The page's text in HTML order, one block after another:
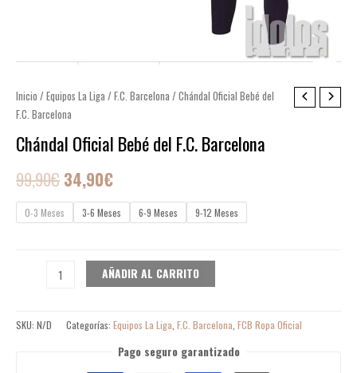
Inicio / Equipos La Liga / F.C. Barcelona / Chándal Oficial Bebé del
F.C. Barcelona
Chándal Oficial Bebé del F.C. Barcelona
99,90€
El
precio
era:
99,90€.
34,90€
El
precio
34,90€.
0-3 Meses 3-6 Meses 6-9 Meses 9-12 Meses
Chándal
Oficial
Bebé
del
F.C.
cantidad
AÑADIR AL CARRITO
SKU: N/D Categorías: Equipos La Liga, F.C. Barcelona, FCB Ropa Oficial
Pago seguro garantizado